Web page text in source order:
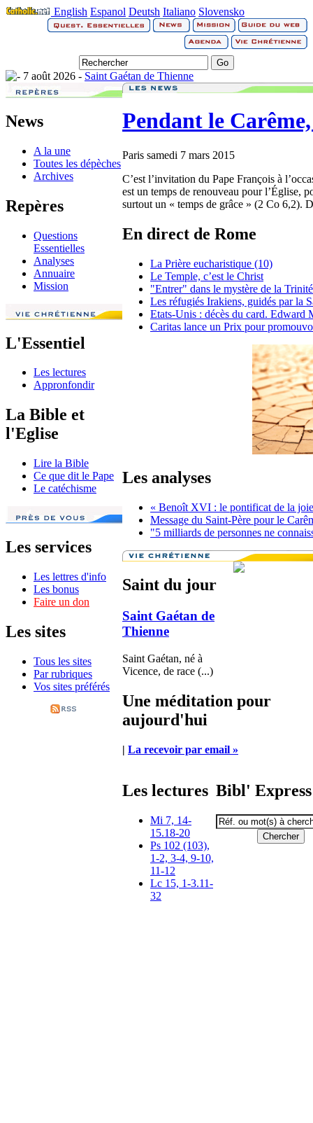
English Espanol Deutsh Italiano Slovensko
7 août 2026 - Saint Gaétan de Thienne
News
A la une
Toutes les dépèches
Archives
Repères
Questions
Essentielles
Analyses
Annuaire
Mission
L'Essentiel
Les lectures
Appronfondir
La Bible et
l'Eglise
Lire la Bible
Ce que dit le Pape
Le catéchisme
Les services
Les lettres d'info
Les bonus
Faire un don
Les sites
Tous les sites
Par rubriques
Vos sites préférés
Pendant le
Paris samedi 7 mars 2015
C’est l’invitation du Pape François à
est un temps de renouveau pour l’Église,
surtout un « temps de grâce » (2 Co 6,2).
En direct de Rome
La Prière eucharistique (10)
Le Temple, c’est le Christ
"Entrer" dans le mystère de la
Les réfugiés Irakiens, guidés par la
Etats-Unis : décès du card. Edward
Caritas lance un Prix pour
Les analyses
« Benoît XVI : le pontificat de la
Message du Saint-Père pour le
"5 milliards de personnes ne
Saint du jour
Saint Gaétan de
Thienne
Saint Gaétan, né à
Vicence, de race (...)
Une méditation pour
aujourd'hui
| La recevoir par email »
Les lectures
Mi 7, 14-
15.18-20
Ps 102 (103),
1-2, 3-4, 9-10,
11-12
Lc 15, 1-3.11-
32
Bibl' Express